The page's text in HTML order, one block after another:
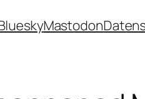
Mastodon